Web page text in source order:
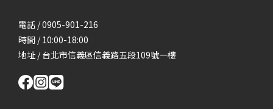
電話 / 0905-901-216
時間 / 10:00-18:00
地址 / 台北市信義區信義路五段109號一樓